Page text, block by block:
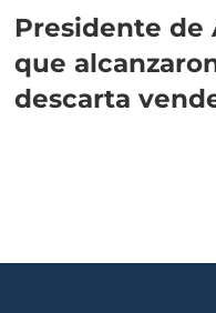
Presidente de
que
descarta